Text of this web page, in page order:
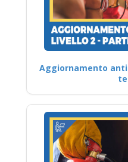
Aggiornamento